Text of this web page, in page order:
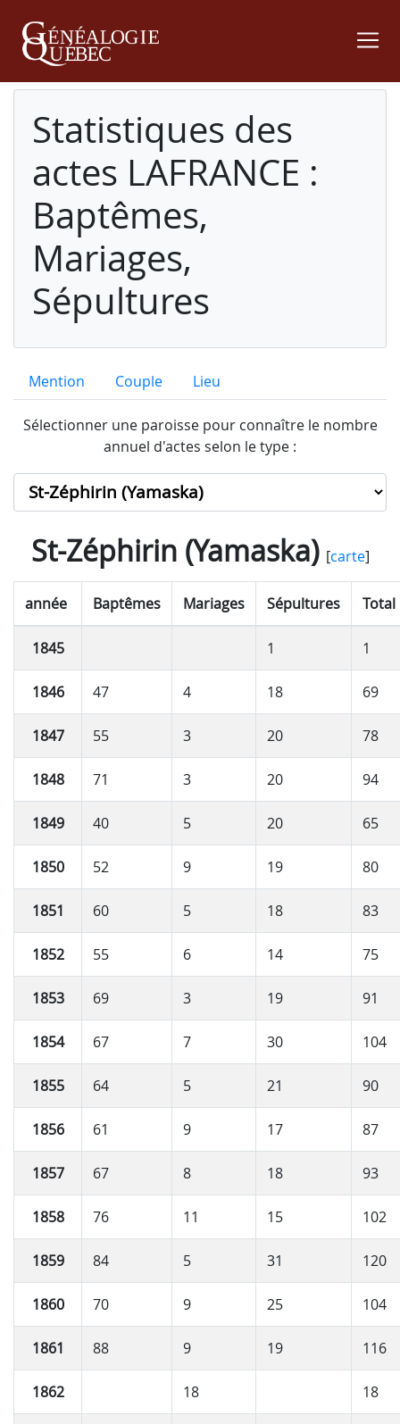
Statistiques des
actes LAFRANCE :
Baptêmes,
Mariages,
Sépultures
Mention Couple Lieu
Sélectionner une paroisse pour connaître le nombre
annuel d'actes selon le type :
St-Zéphirin (Yamaska)[carte]
année Baptêmes Mariages Sépultures Total
1845 1 1
1846 47 4 18 69
1847 55 3 20 78
1848 71 3 20 94
1849 40 5 20 65
1850 52 9 19 80
1851 60 5 18 83
1852 55 6 14 75
1853 69 3 19 91
1854 67 7 30 104
1855 64 5 21 90
1856 61 9 17 87
1857 67 8 18 93
1858 76 11 15 102
1859 84 5 31 120
1860 70 9 25 104
1861 88 9 19 116
1862 18 18